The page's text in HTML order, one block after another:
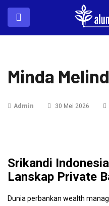
Minda
Admin 30 Mei 2026
Srikandi
Lanskap Private
Dunia perbankan wealth